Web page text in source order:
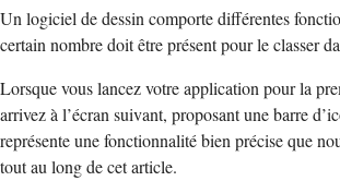
Un logiciel de dessin comporte différentes
certain nombre doit être présent pour le classer
Lorsque vous lancez votre application pour la
arrivez à l’écran suivant, proposant une barre
représente une fonctionnalité bien précise que
tout au long de cet article.